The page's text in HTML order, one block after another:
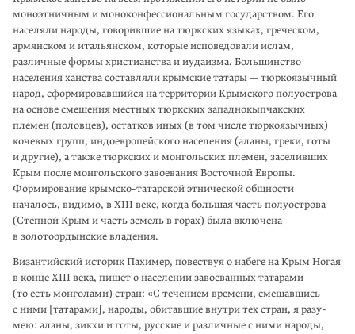
моноэтничным и монокон­фессиональным государством. Его
населяли народы, говорившие на тюркских языках, греческом,
армянском и итальян­ском, которые испо­ведо­вали ислам,
различные формы христианства и иудаизма. Большинство
населения ханства составляли крымские татары — тюркоязычный
народ, сформировавшийся на территории Крымского полуострова
на основе сме­шения местных тюркских западнокыпчакских
племен (половцев), остатков иных (в том числе тюркоязычных)
кочевых групп, индоевропейского населения (аланы, греки, готы
и другие), а также тюркских и монголь­ских племен, заселивших
Крым после монгольского завоевания Восточной Европы.
Формирование крымско-татарской этнической общности
началось, видимо, в XIII веке, когда большая часть полуострова
(Степной Крым и часть земель в горах) была включена
в золотоордынские владения.
Византийский историк Пахимер, повествуя о набеге на Крым Ногая
в конце XIII века, пишет о насе­лении завоеванных татарами
(то есть монголами) стран: «С течением времени, смешавшись
с ними [татарами], народы, обитавшие внутри тех стран, я разу­
мею: аланы, зикхи и готы, русские и раз­личные с ними народы,